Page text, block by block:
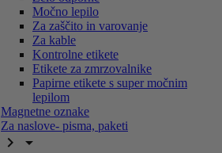
Močno lepilo
Za zaščito in varovanje
Za kable
Kontrolne etikete
Etikete za zmrzovalnike
Papirne etikete s super močnim
lepilom
Magnetne oznake
Za naslove- pisma, paketi
 